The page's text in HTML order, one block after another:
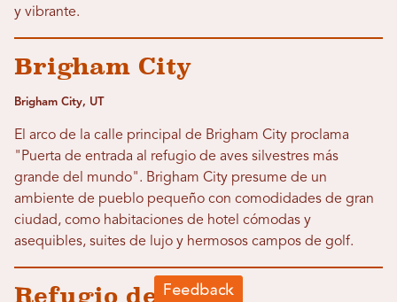
y vibrante.
Brigham City
Brigham City, UT
El arco de la calle principal de Brigham City proclama
"Puerta de entrada al refugio de aves silvestres más
grande del mundo". Brigham City presume de un
ambiente de pueblo pequeño con comodidades de gran
ciudad, como habitaciones de hotel cómodas y
asequibles, suites de lujo y hermosos campos de golf.
Refugio de aves